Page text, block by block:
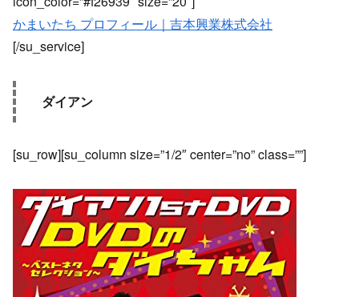
かまいたち プロフィール｜吉本興業株式会社
[/su_service]
ダイアン
[su_row][su_column size=”1/2″ center=”no” class=””]